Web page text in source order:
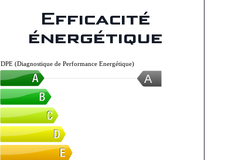
Efficacité
énergétique
A
DPE (Diagnostique de Performance Energétique)